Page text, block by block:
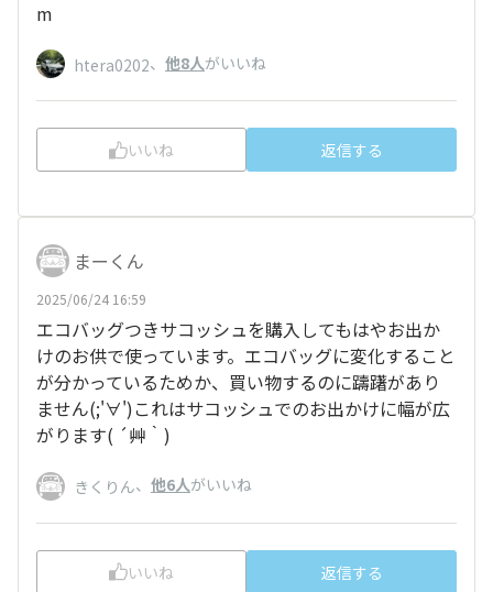
m
htera0202、 他8人がいいね
いいね 返信する
まーくん
2025/06/24 16:59
エコバッグつきサコッシュを購入してもはやお出か
けのお供で使っています。エコバッグに変化すること
が分かっているためか、買い物するのに躊躇があり
ません(;'∀')これはサコッシュでのお出かけに幅が広
がります( ´艸｀)
きくりん、 他6人がいいね
いいね 返信する